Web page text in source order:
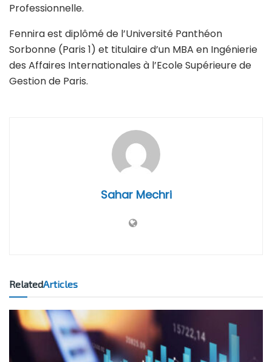
Professionnelle.
Fennira est diplômé de l’Université Panthéon
Sorbonne (Paris 1) et titulaire d’un MBA en Ingénierie
des Affaires Internationales à l’Ecole Supérieure de
Gestion de Paris.
Sahar Mechri
RelatedArticles